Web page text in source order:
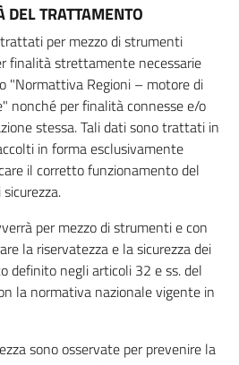
TRATTAMENTO
per mezzo di strumenti
finalità strettamente necessarie
"Normattiva Regioni – motore di
nonché per finalità connesse e/o
stessa. Tali dati sono trattati in
in forma esclusivamente
il corretto funzionamento del
per mezzo di strumenti e con
la riservatezza e la sicurezza dei
definito negli articoli 32 e ss. del
la normativa nazionale vigente in
sono osservate per prevenire la